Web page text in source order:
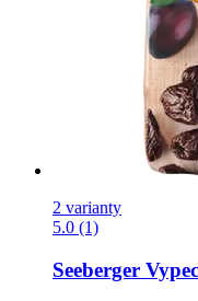
2 varianty
5.0 (1)
Seeberger